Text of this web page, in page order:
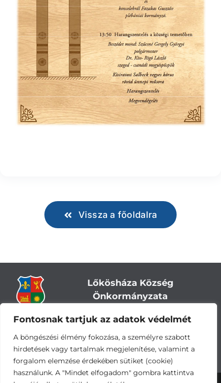
Fontosnak tartjuk az adatok védelmét
A böngészési élmény fokozása, a személyre szabott
hirdetések vagy tartalmak megjelenítése, valamint a
forgalom elemzése érdekében sütiket (cookie)
használunk. A "Mindet elfogadom" gombra kattintva
Vissza a főoldalra
Lőkösháza Község
Önkormányzata
Cím:5743 Lőkösháza, Eleki út 28.
Központi telefonszám:+36 66 244-244
E-mail: titkarsag@lokoshaza.hu
Hivatali Kapu: JZO28